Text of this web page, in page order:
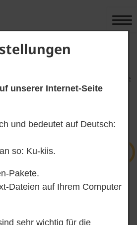
unserer Internet-Seite
und bedeutet auf Deutsch:
so: Ku-kiis.
Pakete.
Dateien auf Ihrem Computer
sehr wichtig für die
Start-Seite Leichte Sprache